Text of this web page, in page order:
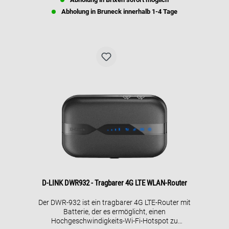
schaue HD-Filme über Streaming auf mehreren
Geräten dank des störungsfreien 5GHz-Bandes.
Abholung in Bruneck innerhalb 1-4 Tage
D-LINK DWR932 - Tragbarer 4G LTE WLAN-Router
Der DWR-932 ist ein tragbarer 4G LTE-Router mit
Batterie, der es ermöglicht, einen
Hochgeschwindigkeits-Wi-Fi-Hotspot zu